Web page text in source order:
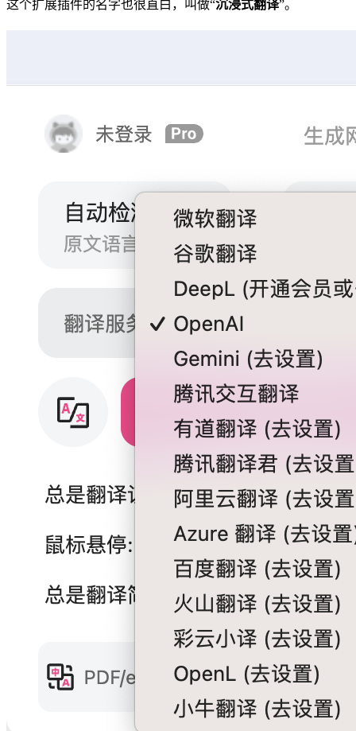
这个扩展插件的名字也很直白，叫做“沉浸式翻译”。